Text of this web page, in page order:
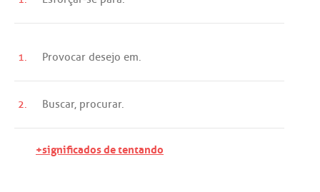
1. Provocar desejo em.
2. Buscar, procurar.
+significados de tentando